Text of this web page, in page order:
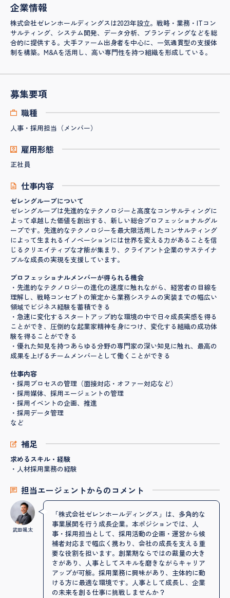
企業情報
株式会社ゼレンホールディングスは2023年設立。戦略・業務・ITコン
サルティング、システム開発、データ分析、ブランディングなどを総
合的に提供する。大手ファーム出身者を中心に、一気通貫型の支援体
制を構築。M&Aを活用し、高い専門性を持つ組織を形成している。
募集要項
職種
人事・採用担当（メンバー）
雇用形態
正社員
仕事内容
ゼレングループについて
ゼレングループは先進的なテクノロジーと高度なコンサルティングに
よって卓越した価値を創出する、新しい総合プロフェッショナルグル
ープです。先進的なテクノロジーを最大限活用したコンサルティング
によって生まれるイノベーションには世界を変える力があることを信
じるクリエイティブな才能が集まり、クライアント企業のサステイナ
ブルな成長の実現を支援しています。
プロフェッショナルメンバーが得られる機会
・先進的なテクノロジーの進化の速度に触れながら、経営者の目線を
理解し、戦略コンセプトの策定から業務システムの実装までの幅広い
領域でビジネス経験を蓄積できる
・急速に変化するスタートアップ的な環境の中で日々成長実感を得る
ことができ、圧倒的な起業家精神を身につけ、変化する組織の成功体
験を得ることができる
・優れた知見を持つあらゆる分野の専門家の深い知見に触れ、最高の
成果を上げるチームメンバーとして働くことができる
仕事内容
・採用プロセスの管理（面接対応・オファー対応など）
・採用媒体、採用エージェントの管理
・採用イベントの企画、推進
・採用データ管理
など
補足
求めるスキル・経験
・人材採用業務の経験
担当エージェントからのコメント
武田颯太
「株式会社ゼレンホールディングス」は、多角的な
事業展開を行う成長企業。本ポジションでは、人
事・採用担当として、採用活動の企画・運営から候
補者対応まで幅広く携わり、会社の成長を支える重
要な役割を担います。創業期ならではの裁量の大き
さがあり、人事としてスキルを磨きながらキャリア
アップが可能。採用業務に興味があり、主体的に動
ける方に最適な環境です。人事として成長し、企業
の未来を創る仕事に挑戦しませんか？